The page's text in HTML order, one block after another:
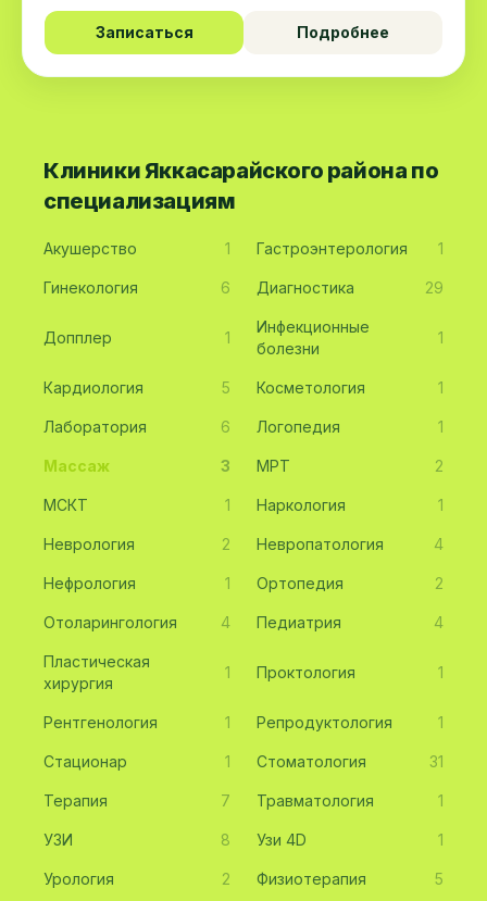
Записаться Подробнее
Клиники Яккасарайского района по
специализациям
Акушерство 1 Гастроэнтерология 1
Гинекология 6 Диагностика 29
Допплер 1
Инфекционные
болезни
1
Кардиология 5 Косметология 1
Лаборатория 6 Логопедия 1
Массаж 3 МРТ 2
МСКТ 1 Наркология 1
Неврология 2 Невропатология 4
Нефрология 1 Ортопедия 2
Отоларингология 4 Педиатрия 4
Пластическая
хирургия
1 Проктология 1
Рентгенология 1 Репродуктология 1
Стационар 1 Стоматология 31
Терапия 7 Травматология 1
УЗИ 8 Узи 4D 1
Урология 2 Физиотерапия 5